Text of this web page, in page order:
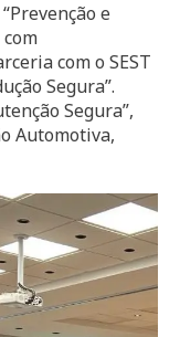
e
com o SEST
Segura”.
Segura”,
Automotiva,